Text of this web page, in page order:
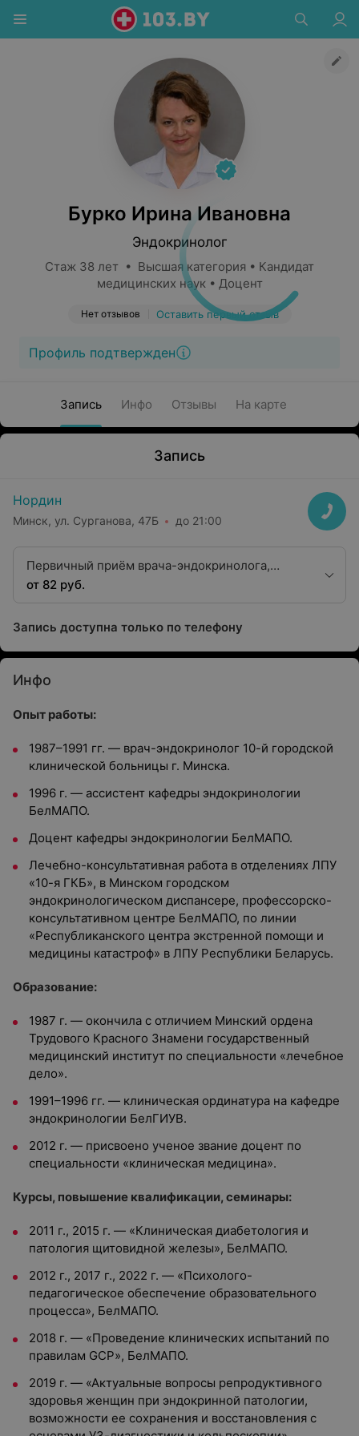
Бурко Ирина Ивановна
Эндокринолог
Стаж 38 лет • Высшая категория • Кандидат
медицинских наук • Доцент
Нет отзывов Оставить первый отзыв
Профиль подтвержден
Запись Инфо Отзывы На карте
Запись
Нордин
Минск, ул. Сурганова, 47Б до 21:00
Первичный приём врача-эндокринолога,
кандидата медицинских наук, доцента
от 82 руб.
Запись доступна только по телефону
Инфо
Опыт работы:
1987–1991 гг. — врач-эндокринолог 10-й городской
клинической больницы г. Минска.
1996 г. — ассистент кафедры эндокринологии
БелМАПО.
Доцент кафедры эндокринологии БелМАПО.
Лечебно-консультативная работа в отделениях ЛПУ
«10-я ГКБ», в Минском городском
эндокринологическом диспансере, профессорско-
консультативном центре БелМАПО, по линии
«Республиканского центра экстренной помощи и
медицины катастроф» в ЛПУ Республики Беларусь.
Образование:
1987 г. — окончила с отличием Минский ордена
Трудового Красного Знамени государственный
медицинский институт по специальности «лечебное
дело».
1991–1996 гг. — клиническая ординатура на кафедре
эндокринологии БелГИУВ.
2012 г. — присвоено ученое звание доцент по
специальности «клиническая медицина».
Курсы, повышение квалификации, семинары:
2011 г., 2015 г. — «Клиническая диабетология и
патология щитовидной железы», БелМАПО.
2012 г., 2017 г., 2022 г. — «Психолого-
педагогическое обеспечение образовательного
процесса», БелМАПО.
2018 г. — «Проведение клинических испытаний по
правилам GCP», БелМАПО.
2019 г. — «Актуальные вопросы репродуктивного
здоровья женщин при эндокринной патологии,
возможности ее сохранения и восстановления с